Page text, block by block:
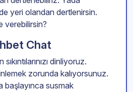
yeri olandan dertlenirsin.
verebilirsin?
Chat
dinliyoruz.
zorunda kalıyorsunuz.
başlayınca susmak